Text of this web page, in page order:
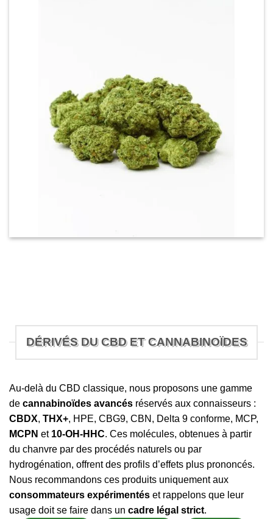
DÉRIVÉS DU CBD ET CANNABINOÏDES
Au-delà du CBD classique, nous proposons une gamme
de cannabinoïdes avancés réservés aux connaisseurs :
CBDX, THX+, HPE, CBG9, CBN, Delta 9 conforme, MCP,
MCPN et 10-OH-HHC. Ces molécules, obtenues à partir
du chanvre par des procédés naturels ou par
hydrogénation, offrent des profils d’effets plus prononcés.
Nous recommandons ces produits uniquement aux
consommateurs expérimentés et rappelons que leur
usage doit se faire dans un cadre légal strict.